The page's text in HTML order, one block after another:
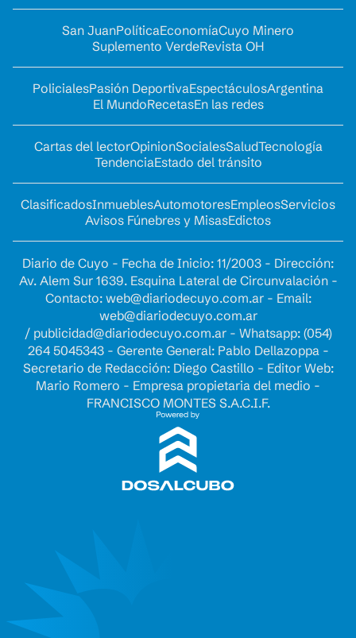
San JuanPolíticaEconomíaCuyo Minero
Suplemento VerdeRevista OH
PolicialesPasión DeportivaEspectáculosArgentina
El MundoRecetasEn las redes
Cartas del lectorOpinionSocialesSaludTecnología
TendenciaEstado del tránsito
ClasificadosInmueblesAutomotoresEmpleosServicios
Avisos Fúnebres y MisasEdictos
Diario de Cuyo - Fecha de Inicio: 11/2003 - Dirección:
Av. Alem Sur 1639. Esquina Lateral de Circunvalación -
Contacto: web@diariodecuyo.com.ar- Email:
web@diariodecuyo.com.ar
/ publicidad@diariodecuyo.com.ar- Whatsapp: (054)
264 5045343 - Gerente General: Pablo Dellazoppa -
Secretario de Redacción: Diego Castillo - Editor Web:
Mario Romero - Empresa propietaria del medio -
FRANCISCO MONTES S.A.C.I.F.